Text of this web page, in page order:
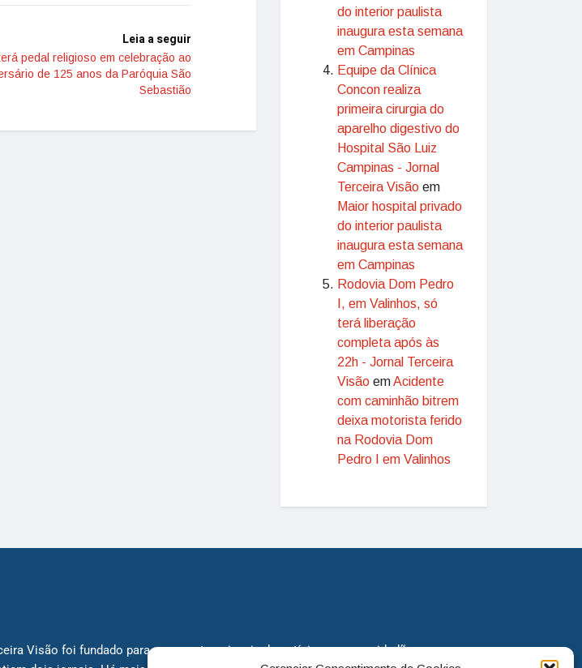
Leia a seguir
pedal religioso em celebração ao
de 125 anos da Paróquia São
Sebastião
do interior paulista
inaugura esta semana
em Campinas
Equipe da Clínica
Concon realiza
primeira cirurgia do
aparelho digestivo do
Hospital São Luiz
Campinas - Jornal
Terceira Visão em
Maior hospital privado
do interior paulista
inaugura esta semana
em Campinas
Rodovia Dom Pedro
I, em Valinhos, só
terá liberação
completa após às
22h - Jornal Terceira
Visão emAcidente
com caminhão bitrem
deixa motorista ferido
na Rodovia Dom
Pedro I em Valinhos
Visão foi fundado para ser uma terceira via de notícias para os cidadãos